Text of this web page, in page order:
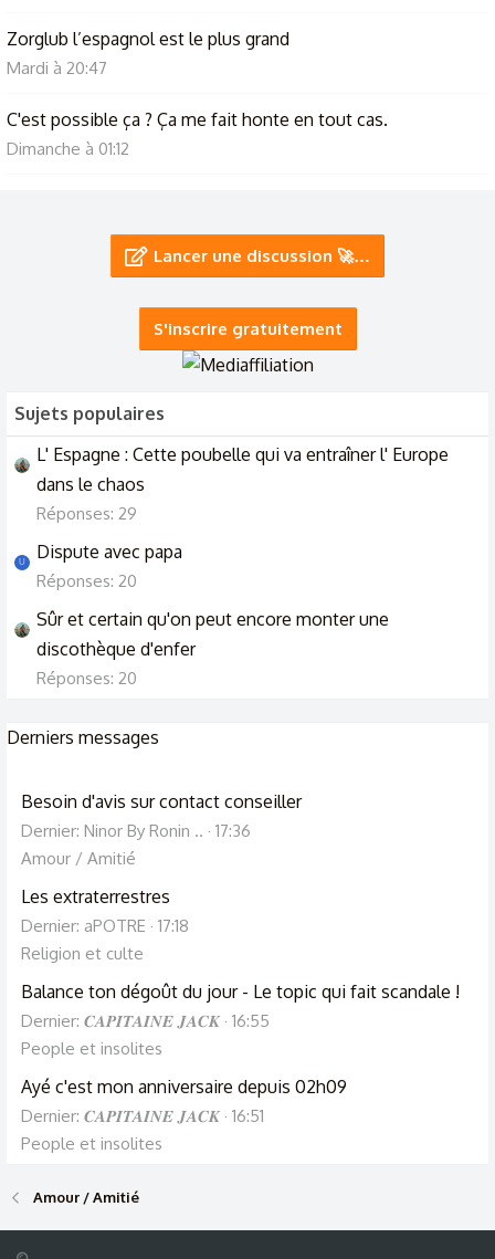
Zorglub l’espagnol est le plus grand
Mardi à 20:47
C'est possible ça ? Ça me fait honte en tout cas.
Dimanche à 01:12
La France est en train de brûler
Lancer une discussion 🚀…
S'inscrire gratuitement
Sujets populaires
L' Espagne : Cette poubelle qui va entraîner l' Europe
dans le chaos
Réponses: 29
U Dispute avec papa
Réponses: 20
Sûr et certain qu'on peut encore monter une
discothèque d'enfer
Réponses: 20
Derniers messages
Besoin d'avis sur contact conseiller
Dernier: Ninor By Ronin ..
17:36
Amour / Amitié
Les extraterrestres
Dernier: aPOTRE
17:18
Religion et culte
Balance ton dégoût du jour - Le topic qui fait scandale !
Dernier: 𝑪𝑨𝑷𝑰𝑻𝑨𝑰𝑵𝑬 𝑱𝑨𝑪𝑲 16:55
People et insolites
Ayé c'est mon anniversaire depuis 02h09
Dernier: 𝑪𝑨𝑷𝑰𝑻𝑨𝑰𝑵𝑬 𝑱𝑨𝑪𝑲 16:51
People et insolites
Amour / Amitié